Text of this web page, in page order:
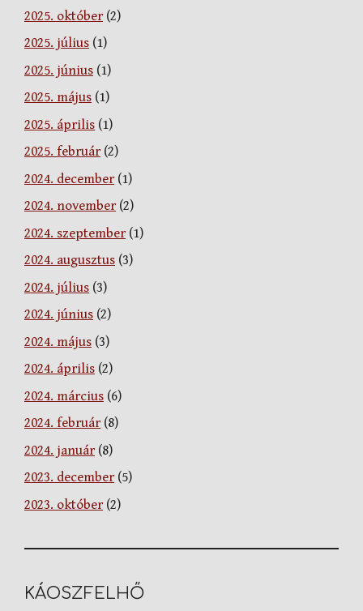
2025. október(2)
2025. július (1)
2025. június (1)
2025. május (1)
2025. április (1)
2025. február(2)
2024. december(1)
2024. november(2)
2024. szeptember(1)
2024. augusztus (3)
2024. július (3)
2024. június (2)
2024. május (3)
2024. április (2)
2024. március (6)
2024. február(8)
2024. január(8)
2023. december(5)
2023. október(2)
KÁOSZFELHŐ